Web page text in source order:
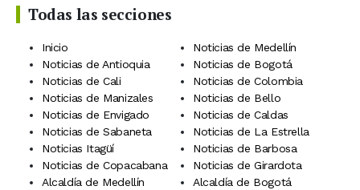
Todas las secciones
Inicio
Noticias de Medellín
Noticias de Antioquia
Noticias de Bogotá
Noticias de Cali
Noticias de Colombia
Noticias de Manizales
Noticias de Bello
Noticias de Envigado
Noticias de Caldas
Noticias de Sabaneta
Noticias de La Estrella
Noticias Itagüí
Noticias de Barbosa
Noticias de Copacabana
Noticias de Girardota
Alcaldía de Medellín
Alcaldía de Bogotá